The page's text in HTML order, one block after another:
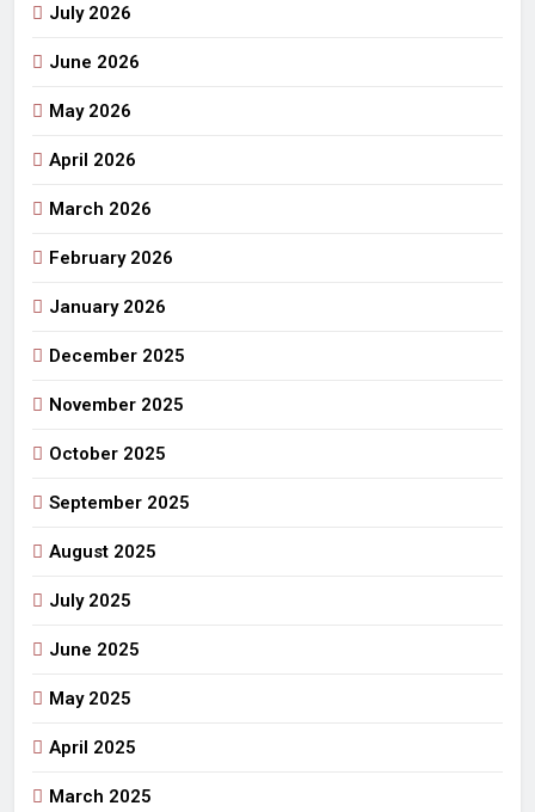
July 2026
June 2026
May 2026
April 2026
March 2026
February 2026
January 2026
December 2025
November 2025
October 2025
September 2025
August 2025
July 2025
June 2025
May 2025
April 2025
March 2025